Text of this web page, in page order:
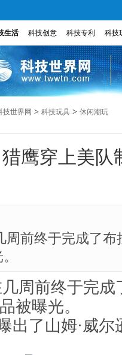
生活 科技创意 科技专利 科技
技世界网 > 科技玩具 > 休闲潮玩
鹰穿上美队
周前终于完成了
几周前终于完
被曝光。
出了山姆·威